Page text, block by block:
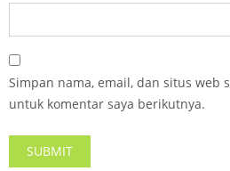
Simpan nama, email, dan situs web
untuk komentar saya berikutnya.